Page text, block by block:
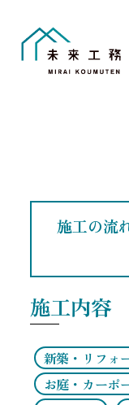
施工の流
施工内容
新築・リフォ
お庭・カーポ